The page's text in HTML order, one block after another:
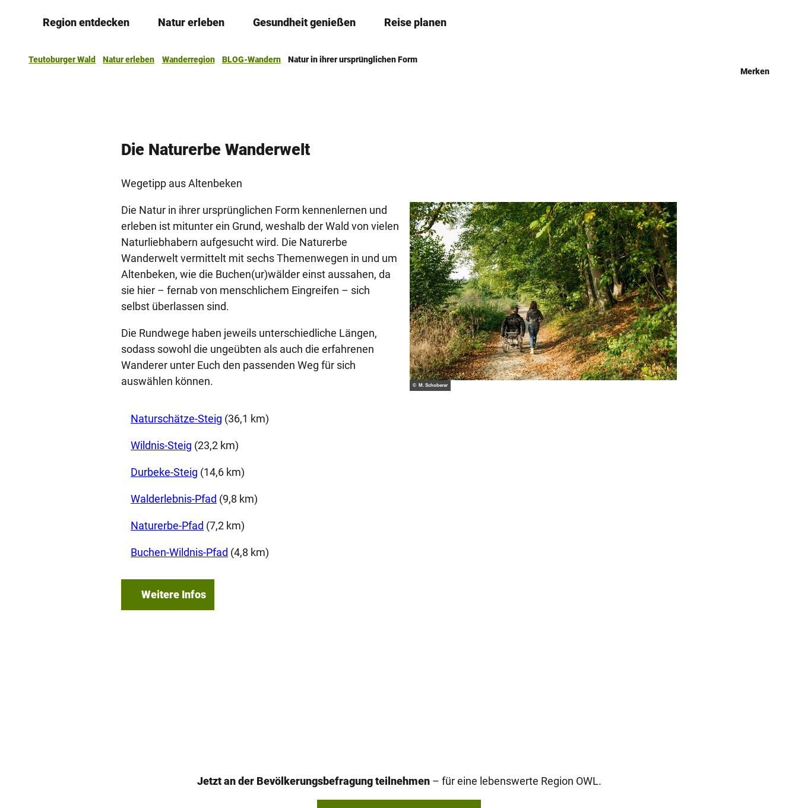
Region entdecken Natur erleben Gesundheit genießen Reise planen
Teutoburger Wald Natur erleben Wanderregion BLOG-Wandern
Natur in ihrer ursprünglichen Form
Merken
Die Naturerbe Wanderwelt
Wegetipp aus Altenbeken
© M. Schoberer
Die Natur in ihrer ursprünglichen Form kennenlernen und
erleben ist mitunter ein Grund, weshalb der Wald von vielen
Naturliebhabern aufgesucht wird. Die Naturerbe
Wanderwelt vermittelt mit sechs Themenwegen in und um
Altenbeken, wie die Buchen(ur)wälder einst aussahen, da
sie hier – fernab von menschlichem Eingreifen – sich
selbst überlassen sind.
Die Rundwege haben jeweils unterschiedliche Längen,
sodass sowohl die ungeübten als auch die erfahrenen
Wanderer unter Euch den passenden Weg für sich
auswählen können.
Naturschätze-Steig (36,1 km)
Wildnis-Steig (23,2 km)
Durbeke-Steig (14,6 km)
Walderlebnis-Pfad (9,8 km)
Naturerbe-Pfad (7,2 km)
Buchen-Wildnis-Pfad (4,8 km)
Weitere Infos
Jetzt an der Bevölkerungsbefragung teilnehmen– für eine lebenswerte Region OWL.